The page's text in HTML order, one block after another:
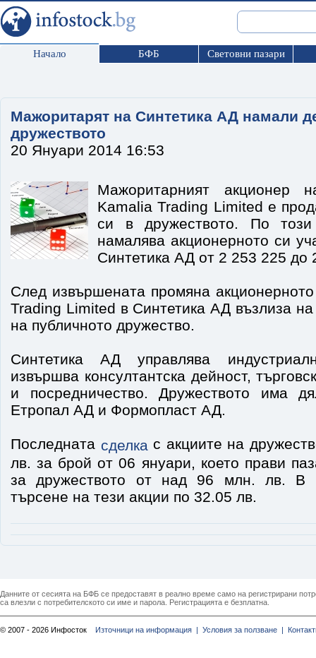
Начало БФБ Световни пазари
Мажоритарят на Синтетика АД намали
дружеството
20 Януари 2014 16:53
Мажоритарният
Kamalia Trading Limited е
си в дружеството. По този
намалява акционерното си
Синтетика АД от 2 253 225 до
След извършената промяна
Trading Limited в Синтетика АД възлиза
на публичното дружество.
Синтетика АД управлява
извършва консултантска дейност,
и посредничество. Дружеството има
Етропал АД и Формопласт АД.
Последната сделка с акциите на
лв. за брой от 06 януари, което прави
за дружеството от над 96 млн. лв. В
търсене на тези акции по 32.05 лв.
Данните от сесията на БФБ се предоставят в реално време само на регистрирани
са влезли с потребителското си име и парола. Регистрацията е безплатна.
© 2007 - 2026 Инфосток Източници на информация | Условия за ползване |